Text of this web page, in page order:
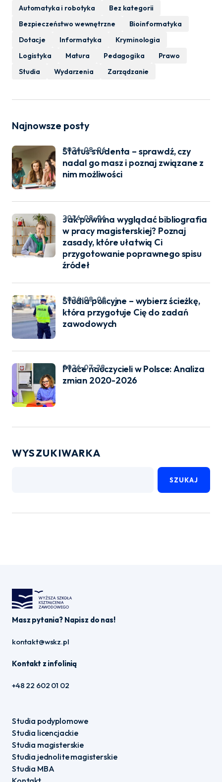
Automatyka i robotyka
Bez kategorii
Bezpieczeństwo wewnętrzne
Bioinformatyka
Dotacje
Informatyka
Kryminologia
Logistyka
Matura Pedagogika
Prawo
Studia
Wydarzenia Zarządzanie
Najnowsze posty
Status studenta – sprawdź, czy
nadal go masz i poznaj związane z
nim możliwości
2026-08-06
Jak powinna wyglądać bibliografia
w pracy magisterskiej? Poznaj
zasady, które ułatwią Ci
przygotowanie poprawnego spisu
źródeł
2026-08-06
Studia policyjne – wybierz ścieżkę,
która przygotuje Cię do zadań
zawodowych
2026-08-06
Płace nauczycieli w Polsce: Analiza
zmian 2020-2026
2026-07-28
WYSZUKIWARKA
SZUKAJ
Masz pytania? Napisz do nas!
kontakt@wskz.pl
Kontakt z infolinią
+48 22 602 01 02
Studia podyplomowe
Studia licencjackie
Studia magisterskie
Studia jednolite magisterskie
Studia MBA